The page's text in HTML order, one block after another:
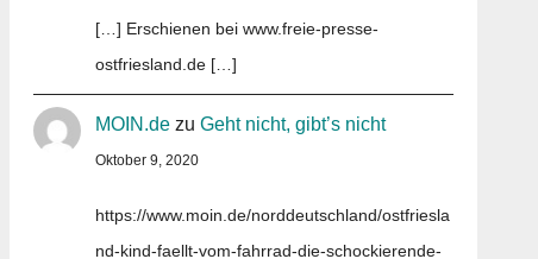
[…] Erschienen bei www.freie-presse-
ostfriesland.de […]
MOIN.de zuGeht nicht, gibt’s nicht
Oktober 9, 2020
https://www.moin.de/norddeutschland/ostfriesla
nd-kind-faellt-vom-fahrrad-die-schockierende-